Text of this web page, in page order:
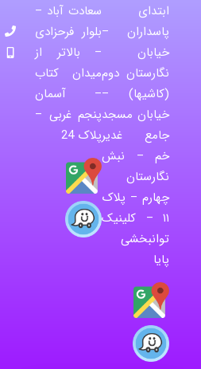
ابتدای
پاسداران –
خیابان
نگارستان دوم
(کاشیها) –
خیابان مسجد
جامع غدیر
خم – نبش
نگارستان
چهارم – پلاک
۱۱ – کلینیک
توانبخشی
پایا
سعادت آباد –
بلوار فرحزادی
– بالاتر از
میدان کتاب
– آسمان
پنجم غربی –
پلاک 24